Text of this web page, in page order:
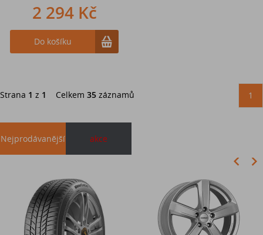
2 294 Kč
Do košíku
Strana 1 z 1 Celkem 35 záznamů 1
Nejprodávanější akce